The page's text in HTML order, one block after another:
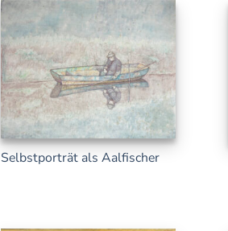
Selbstporträt als Aalfischer